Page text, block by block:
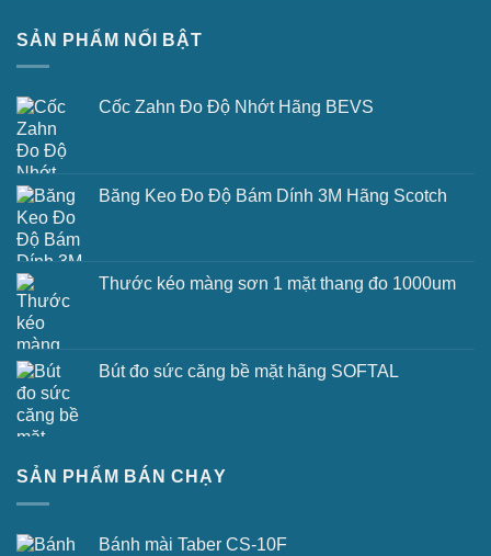
SẢN PHẨM NỔI BẬT
Cốc Zahn Đo Độ Nhớt Hãng BEVS
Băng Keo Đo Độ Bám Dính 3M Hãng Scotch
Thước kéo màng sơn 1 mặt thang đo 1000um
Bút đo sức căng bề mặt hãng SOFTAL
SẢN PHẨM BÁN CHẠY
Bánh mài Taber CS-10F